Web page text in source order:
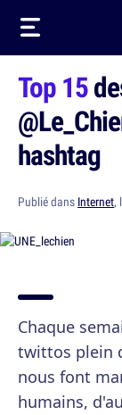
Top 15
hashtag
Publié dans Internet,
Chaque
twittos plein
nous font
humains,